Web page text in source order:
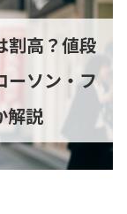
割高？値段
ーソン・フ
解説